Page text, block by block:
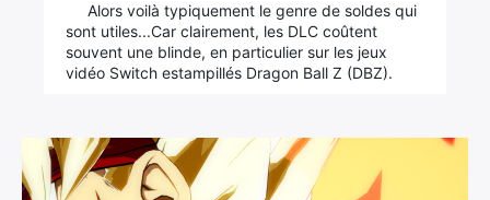
Alors voilà typiquement le genre de soldes qui
sont utiles...Car clairement, les DLC coûtent
souvent une blinde, en particulier sur les jeux
vidéo Switch estampillés Dragon Ball Z (DBZ).